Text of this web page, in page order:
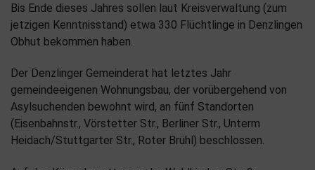
Bis Ende dieses Jahres sollen laut Kreisverwaltung (zum
jetzigen Kenntnisstand) etwa 330 Flüchtlinge in Denzlingen
Obhut bekommen haben.
Der Denzlinger Gemeinderat hat letztes Jahr
gemeindeeigenen Wohnungsbau, der vorübergehend von
Asylsuchenden bewohnt wird, an fünf Standorten
(Eisenbahnstr., Vörstetter Str., Berliner Str., Unterm
Heidach/Stuttgarter Str., Roter Brühl) beschlossen.